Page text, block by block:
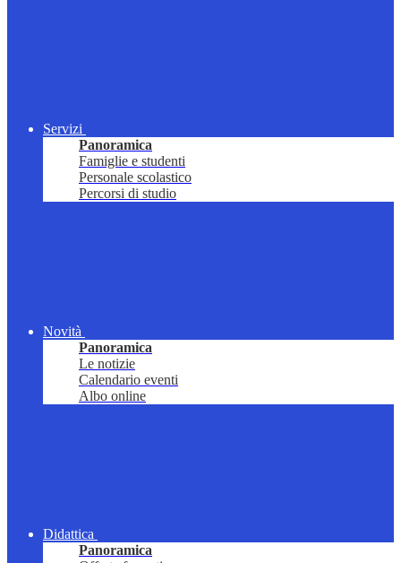
Servizi
Panoramica
Famiglie e studenti
Personale scolastico
Percorsi di studio
Novità
Panoramica
Le notizie
Calendario eventi
Albo online
Didattica
Panoramica